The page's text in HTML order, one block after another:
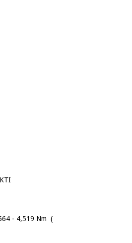
- 4,519 Nm (